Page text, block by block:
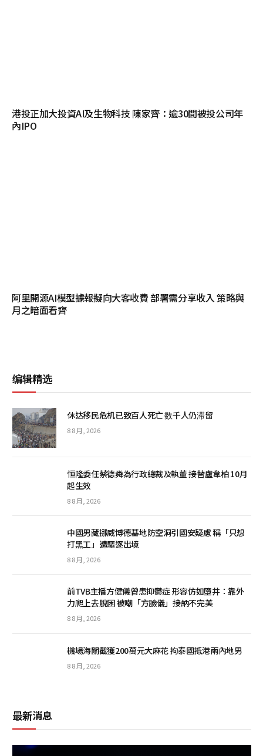
港投正加大投資AI及生物科技 陳家齊：逾30間被投公司年
內IPO
阿里開源AI模型據報擬向大客收費 部署需分享收入 策略與
月之暗面看齊
编辑精选
休达移民危机已致百人死亡 数千人仍滞留
8 8 月, 2026
恒隆委任蔡德粦為行政總裁及執董 接替盧韋柏 10月
起生效
8 8 月, 2026
中國男藏挪威博德基地防空洞引國安疑慮 稱「只想
打黑工」遭驅逐出境
8 8 月, 2026
前TVB主播方健儀曾患抑鬱症 形容仿如墮井：靠外
力爬上去脫困 被嘲「方臉儀」接納不完美
8 8 月, 2026
機場海關截獲200萬元大麻花 拘泰國抵港兩內地男
8 8 月, 2026
最新消息